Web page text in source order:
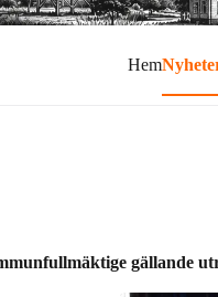
Hem
gällande